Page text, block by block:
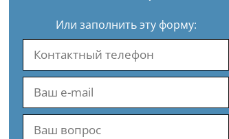
Или заполнить эту форму: